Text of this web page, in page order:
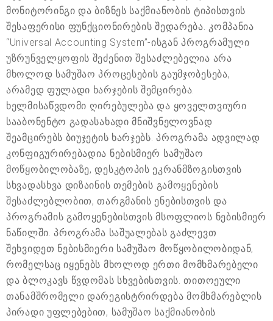
მონიტორინგი და ბიზნეს საქმიანობის ტიპისთვის
შესაფერისი ფუნქციონირების შედარება. კომპანია
“Universal Accounting System”-ისგან პროგრამული
უზრუნველყოფის შეძენით შესაძლებელია არა
მხოლოდ სამუშაო პროცესების გაუმჯობესება,
არამედ ფულადი ხარჯების შემცირება.
ხელმისაწვდომი ღირებულება და ყოველთვიური
სააბონენტო გადასახადი მნიშვნელოვნად
შეამცირებს ბიუჯეტის ხარჯებს. პროგრამა ადვილად
კონფიგურირებადია ნებისმიერ სამუშაო
მოწყობილობაზე, დესკტოპის ეკრანმზოგისთვის
სხვადასხვა დიზაინის თემების გამოყენების
შესაძლებლობით, თარგმანის ენებისთვის და
პროგრამის გამოყენებისთვის მსოფლიოს ნებისმიერ
ნაწილში. პროგრამა საშუალებას გაძლევთ
შეხვიდეთ ნებისმიერი სამუშაო მოწყობილობიდან,
რომელსაც იყენებს მხოლოდ ერთი მომხმარებელი
და ბლოკავს წვდომას სხვებისთვის. თითოეული
თანამშრომელი დარეგისტრირდება მომხმარებლის
პირადი უფლებებით, სამუშაო საქმიანობის